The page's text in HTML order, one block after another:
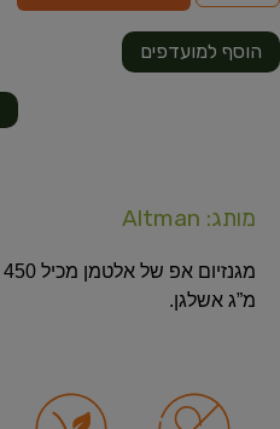
הוסף למועדפים
מותג: Altman
מ”ג אשלגן.